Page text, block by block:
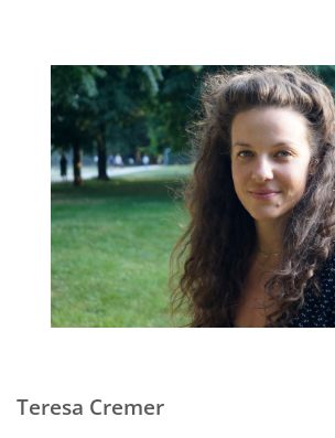
Teresa Cremer